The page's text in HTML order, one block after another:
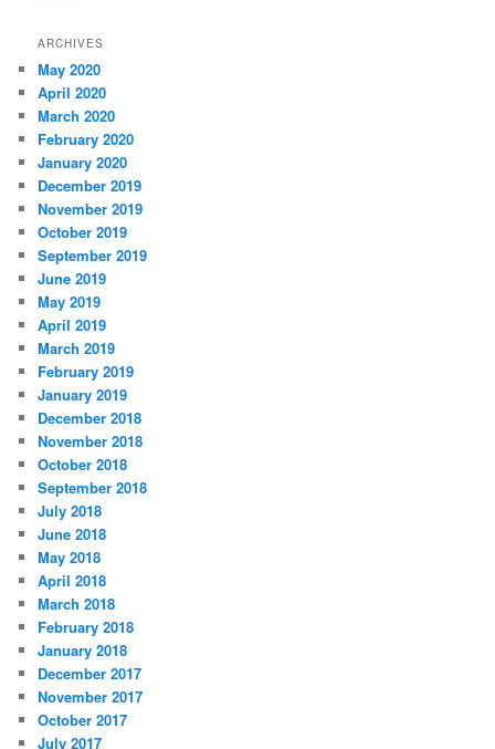
ARCHIVES
May 2020
April 2020
March 2020
February 2020
January 2020
December 2019
November 2019
October 2019
September 2019
June 2019
May 2019
April 2019
March 2019
February 2019
January 2019
December 2018
November 2018
October 2018
September 2018
July 2018
June 2018
May 2018
April 2018
March 2018
February 2018
January 2018
December 2017
November 2017
October 2017
July 2017